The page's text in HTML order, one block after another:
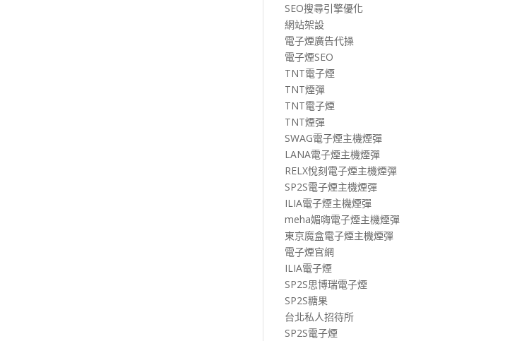
SEO搜尋引擎優化
網站架設
電子煙廣告代操
電子煙SEO
TNT電子煙
TNT煙彈
TNT電子煙
TNT煙彈
SWAG電子煙主機煙彈
LANA電子煙主機煙彈
RELX悅刻電子煙主機煙彈
SP2S電子煙主機煙彈
ILIA電子煙主機煙彈
meha媚嗨電子煙主機煙彈
東京魔盒電子煙主機煙彈
電子煙官網
ILIA電子煙
SP2S思博瑞電子煙
SP2S糖果
台北私人招待所
SP2S電子煙